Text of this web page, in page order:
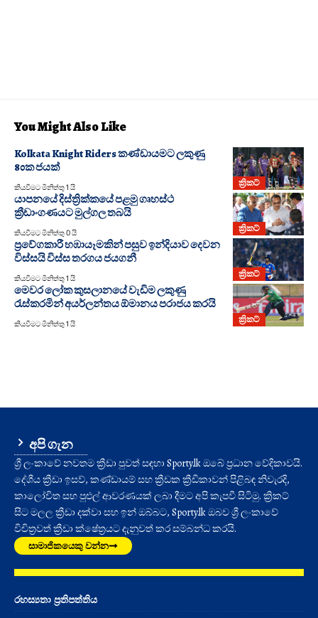
You Might Also Like
ක්‍රිකට්
Kolkata Knight Riders කණ්ඩායමට ලකුණු
80ක ජයක්
කියවීමට මිනිත්තු 1 යි
ක්‍රිකට්
යාපනයේ දිස්ත්‍රික්කයේ පළමු ගෘහස්ථ
ක්‍රීඩාංගණයට මුල්ගල තබයි
කියවීමට මිනිත්තු 0 යි
ක්‍රිකට්
ප්‍රවේගකාරී හඹායෑමකින් පසුව ඉන්දියාව දෙවන
විස්සයි විස්ස තරගය ජයගනී
කියවීමට මිනිත්තු 1 යි
ක්‍රිකට්
මෙවර ලෝක කුසලානයේ වැඩිම ලකුණු
රැස්කරමින් අයර්ලන්තය ඕමානය පරාජය කරයි
කියවීමට මිනිත්තු 1 යි
අපි ගැන
ශ්‍රී ලංකාවේ නවතම ක්‍රීඩා පුවත් සඳහා Sporty.lk ඔබේ ප්‍රධාන වේදිකාවයි.
දේශීය ක්‍රීඩා ඉසව්, කණ්ඩායම් සහ ක්‍රීඩක ක්‍රීඩිකාවන් පිළිබඳ නිවැරදි,
කාලෝචිත සහ පුළුල් ආවරණයක් ලබා දීමට අපි කැපවී සිටිමු. ක්‍රිකට්
සිට මලල ක්‍රීඩා දක්වා සහ ඉන් ඔබ්බට, Sporty.lk ඔබව ශ්‍රී ලංකාවේ
විචිත්‍රවත් ක්‍රීඩා ක්ෂේත්‍රයට දැනුවත් කර සම්බන්ධ කරයි.
සාමාජිකයෙකු වන්න
රහස්‍යතා ප්‍රතිපත්තිය